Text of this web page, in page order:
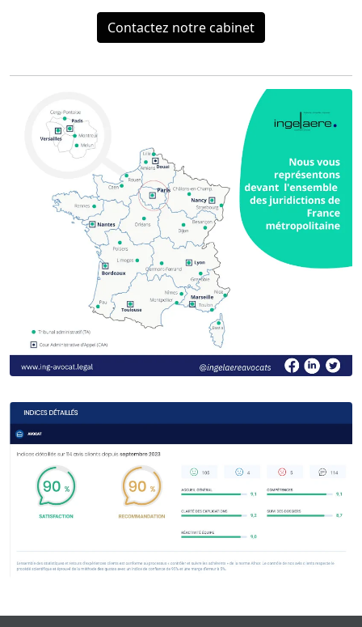
Contactez notre cabinet